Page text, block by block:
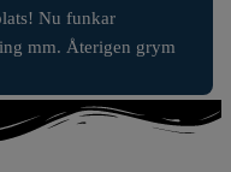
Nu funkar
mm. Återigen grym